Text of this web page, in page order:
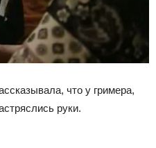
что у гримера,
руки.